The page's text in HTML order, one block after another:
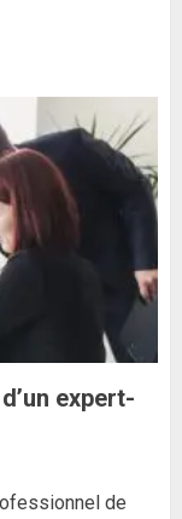
expert-
de